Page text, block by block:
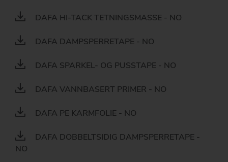
DAFA HI-TACK TETNINGSMASSE - NO
DAFA DAMPSPERRETAPE - NO
DAFA SPARKEL- OG PUSSTAPE - NO
DAFA VANNBASERT PRIMER - NO
DAFA PE KARMFOLIE - NO
DAFA DOBBELTSIDIG DAMPSPERRETAPE -
NO